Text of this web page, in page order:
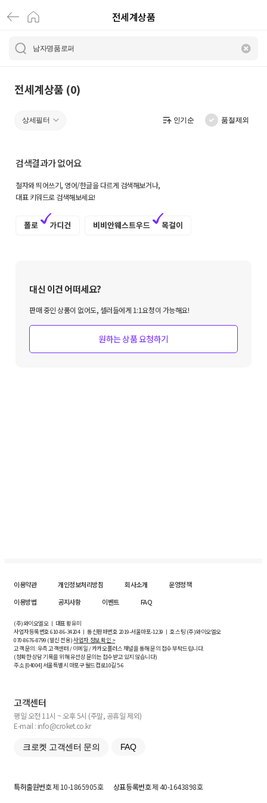
전
세
상
로
켓
전세계상품
전세계상품 (0)
상세필터 인기순 품절제외
검색결과가 없어요
철자와 띄어쓰기, 영어/한글을 다르게 검색해보거나,
대표 키워드로 검색해보세요!
대신 이건 어떠세요?
판매 중인 상품이 없어도, 셀러들에게 1:1요청이 가능해요!
원하는 상품 요청하기
이용약관 개인정보처리방침 회사소개
운영정책
이용방법
공지사항 이벤트 FAQ
(주)와이오엘오 ㅣ 대표 황유미
사업자등록번호610-86-34204ㅣ 통신판매번호 2019-서울마포-1239 ㅣ 호스팅 (주)와이오엘오
070-8676-8799 (발신 전용)사업자 정보 확인 >
고객 문의: 우측 고객센터 / 이메일 / 카카오플러스 채널을 통해 문의 접수 부탁드립니다.
(정확한 상담 기록을 위해 유선상 문의는 접수받고 있지 않습니다)
주소 [04004] 서울특별시 마포구 월드컵로10길5-6
고객센터
평일 오전 11시 ~ 오후 5시 (주말, 공휴일 제외)
E-mail : info@croket.co.kr
크로켓 고객센터 문의 FAQ
특허출원번호제 10-1865905호 상표등록번호제 40-1643898호